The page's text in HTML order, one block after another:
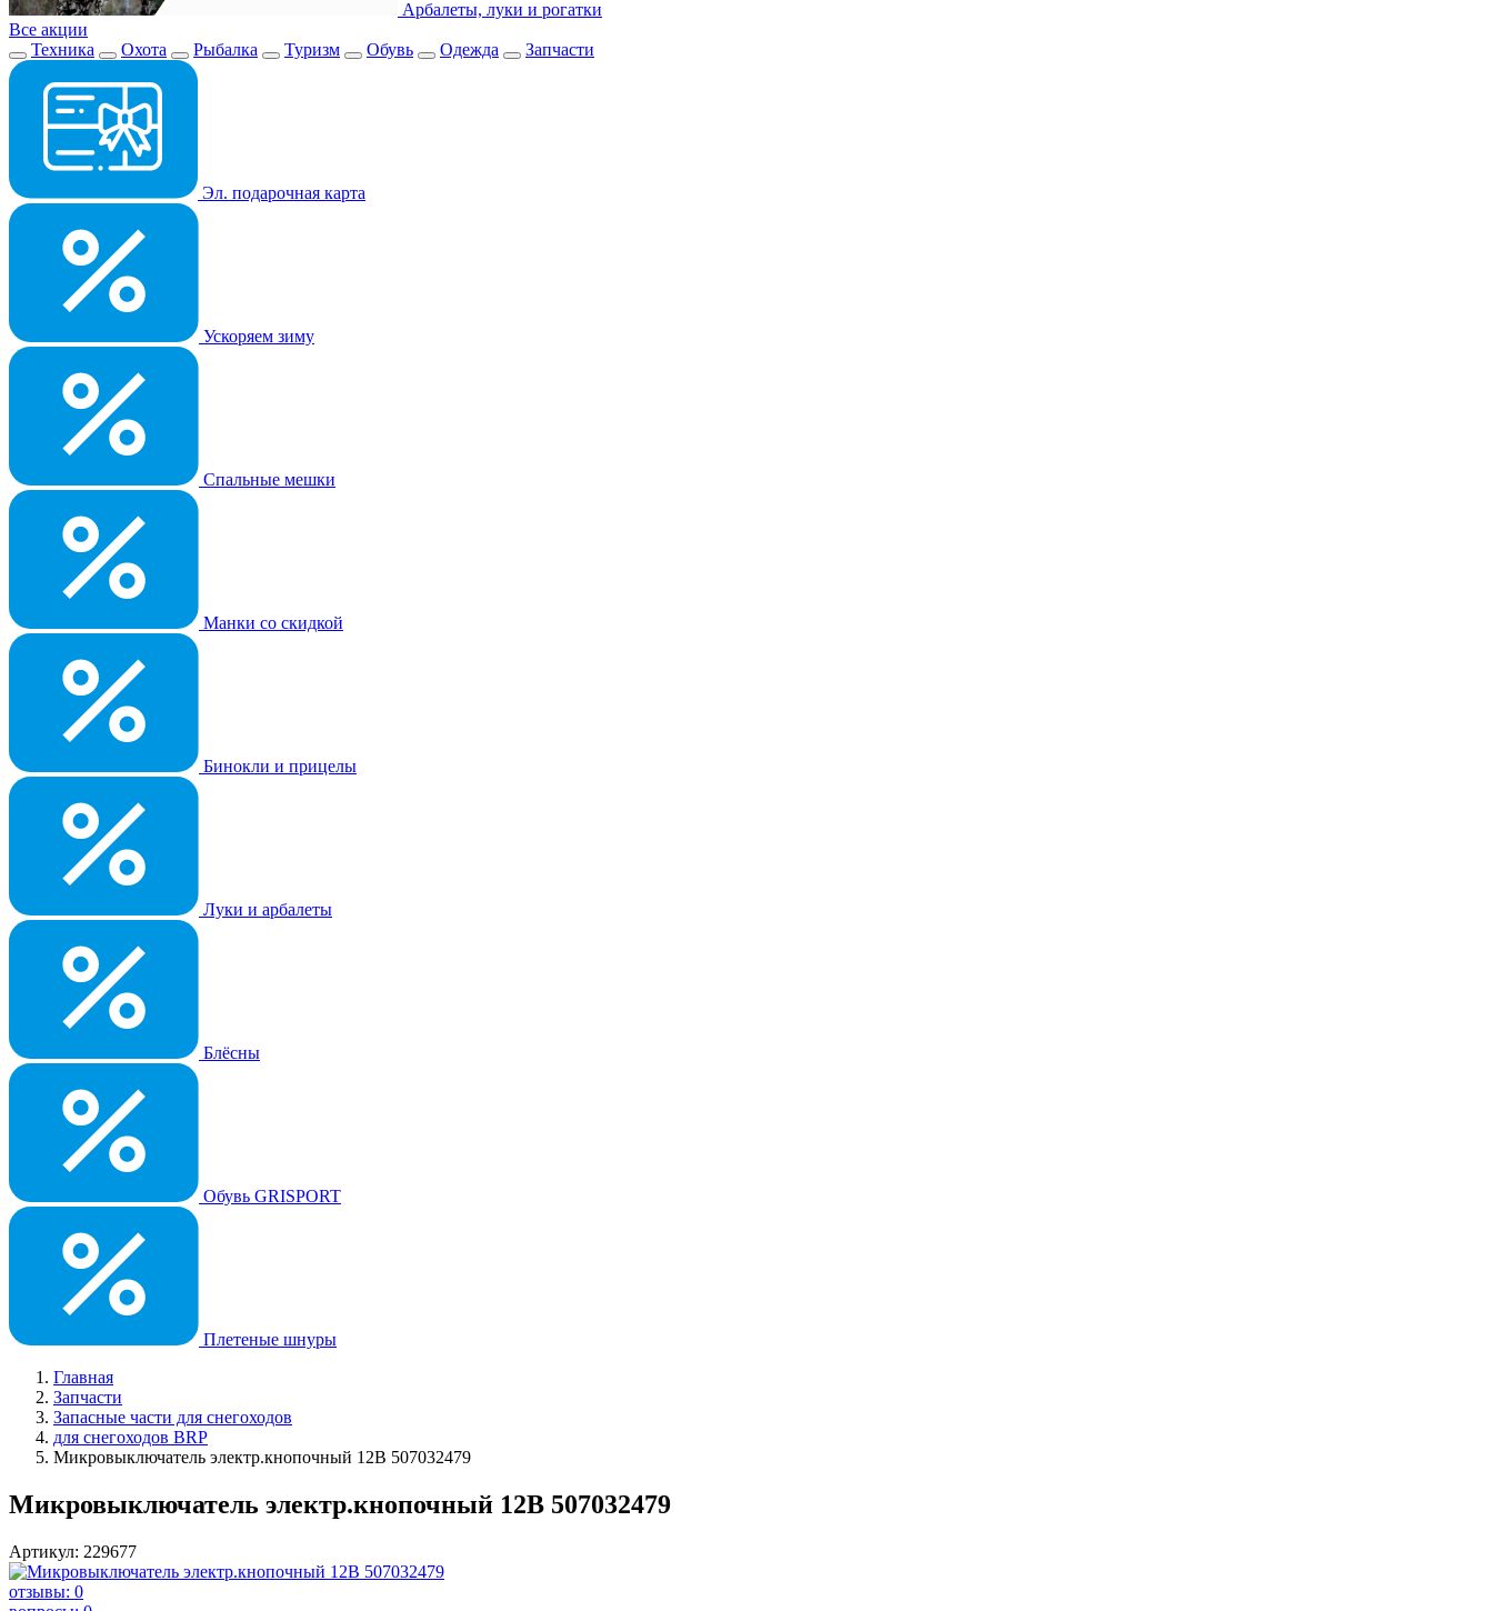
Арбалеты, луки и рогатки
Все акции
Техника
Охота Рыбалка Туризм Обувь Одежда Запчасти
Эл. подарочная карта
Ускоряем зиму
Спальные мешки
Манки со скидкой
Бинокли и прицелы
Луки и арбалеты
Блёсны
Обувь GRISPORT
Плетеные шнуры
Главная
Запчасти
Запасные части для снегоходов
для снегоходов BRP
Микровыключатель электр.кнопочный 12В 507032479
Микровыключатель электр.кнопочный 12В 507032479
Артикул: 229677
отзывы: 0